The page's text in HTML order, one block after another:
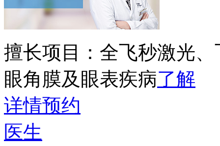
擅长项目： 全飞秒激光
眼角膜及眼表疾病了解
详情预约
医生